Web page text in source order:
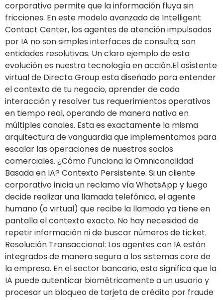
corporativo permite que la información fluya sin
fricciones. En este modelo avanzado de Intelligent
Contact Center, los agentes de atención impulsados
por IA no son simples interfaces de consulta; son
entidades resolutivas. Un claro ejemplo de esta
evolución es nuestra tecnología en acción.El asistente
virtual de Directa Group esta diseñado para entender
el contexto de tu negocio, aprender de cada
interacción y resolver tus requerimientos operativos
en tiempo real, operando de manera nativa en
múltiples canales. Esta es exactamente la misma
arquitectura de vanguardia que implementamos para
escalar las operaciones de nuestros socios
comerciales. ¿Cómo Funciona la Omnicanalidad
Basada en IA? Contexto Persistente: Si un cliente
corporativo inicia un reclamo vía WhatsApp y luego
decide realizar una llamada telefónica, el agente
humano (o virtual) que recibe la llamada ya tiene en
pantalla el contexto exacto. No hay necesidad de
repetir información ni de buscar números de ticket.
Resolución Transaccional: Los agentes con IA están
integrados de manera segura a los sistemas core de
la empresa. En el sector bancario, esto significa que la
IA puede autenticar biométricamente a un usuario y
procesar un bloqueo de tarjeta de crédito por fraude